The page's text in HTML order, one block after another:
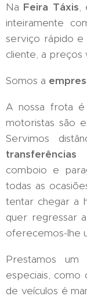
Na Feira Táxis,
inteiramente
serviço rápido e
cliente, a
Somos a
A nossa frota
motoristas são
Servimos
comboio e
todas as
tentar chegar a
quer regressar
oferecemos-lhe
Prestamos
especiais, como
de veículos é